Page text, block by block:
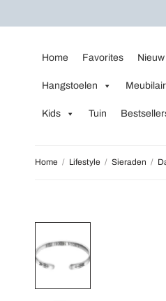
Home Favorites Nieuw
Hangstoelen Meubilair
Kids Tuin
Home / Lifestyle / Sieraden /